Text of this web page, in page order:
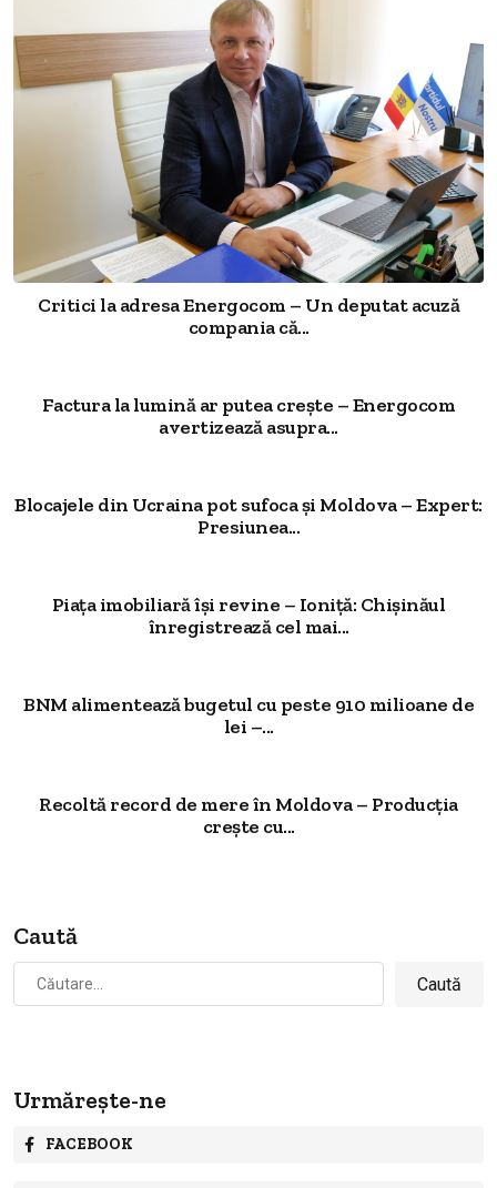
Critici la adresa Energocom – Un deputat acuză
compania că...
Factura la lumină ar putea crește – Energocom
avertizează asupra...
Blocajele din Ucraina pot sufoca și Moldova – Expert:
Presiunea...
Piața imobiliară își revine – Ioniță: Chișinăul
înregistrează cel mai...
BNM alimentează bugetul cu peste 910 milioane de
lei –...
Recoltă record de mere în Moldova – Producția
crește cu...
Caută
Caută
după:
Urmărește-ne
FACEBOOK